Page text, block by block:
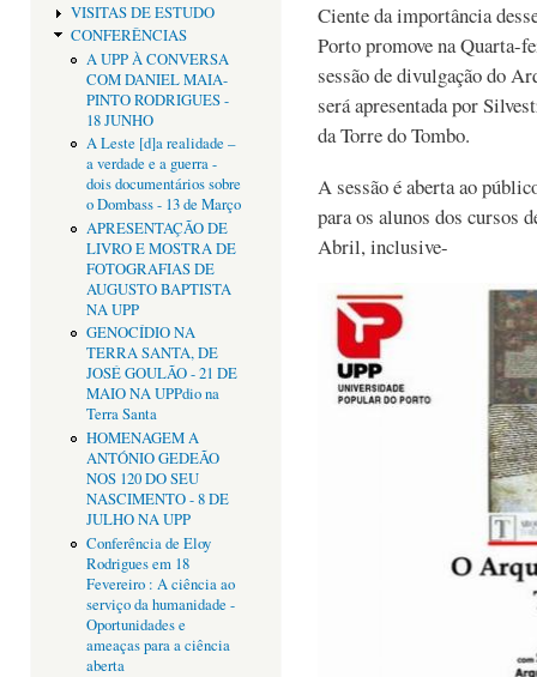
VISITAS DE ESTUDO
CONFERÊNCIAS
A UPP À CONVERSA
COM DANIEL MAIA-
PINTO RODRIGUES -
18 JUNHO
A Leste [d]a realidade –
a verdade e a guerra -
dois documentários sobre
o Dombass - 13 de Março
APRESENTAÇÃO DE
LIVRO E MOSTRA DE
FOTOGRAFIAS DE
AUGUSTO BAPTISTA
NA UPP
GENOCÍDIO NA
TERRA SANTA, DE
JOSÉ GOULÃO - 21 DE
MAIO NA UPPdio na
Terra Santa
HOMENAGEM A
ANTÓNIO GEDEÃO
NOS 120 DO SEU
NASCIMENTO - 8 DE
JULHO NA UPP
Conferência de Eloy
Rodrigues em 18
Fevereiro : A ciência ao
serviço da humanidade -
Oportunidades e
ameaças para a ciência
aberta
Ciente da importância
Porto promove na Quarta-
sessão de divulgação do
será apresentada por
da Torre do Tombo.
A sessão é aberta ao
para os alunos dos cursos
Abril, inclusive-